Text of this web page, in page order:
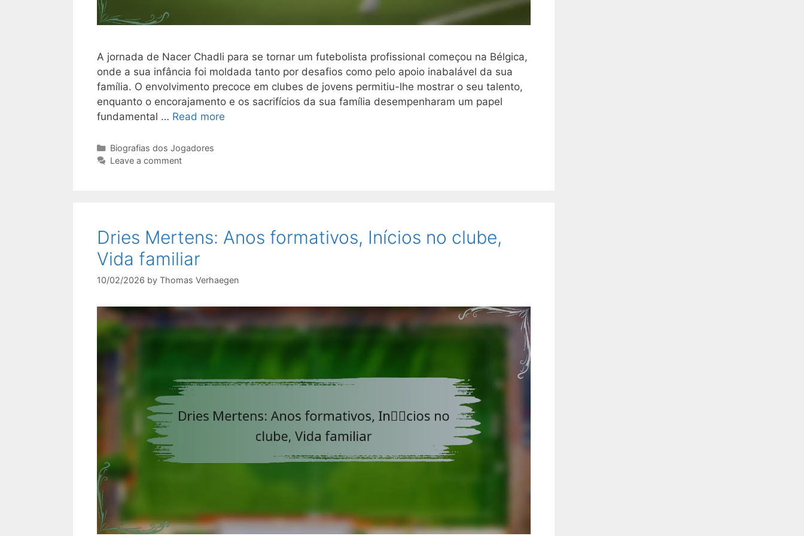
A jornada de Nacer Chadli para se tornar um futebolista profissional começou na Bélgica,
onde a sua infância foi moldada tanto por desafios como pelo apoio inabalável da sua
família. O envolvimento precoce em clubes de jovens permitiu-lhe mostrar o seu talento,
enquanto o encorajamento e os sacrifícios da sua família desempenharam um papel
fundamental … Read more
Categories
Biografias dos Jogadores
Leave a comment
Dries Mertens: Anos formativos, Inícios no clube,
Vida familiar
10/02/2026 by Thomas Verhaegen